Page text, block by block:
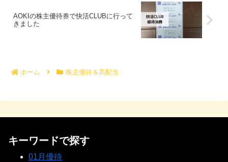
AOKIの株主優待券で快活CLUBに行って
きました
ホーム 株主優待＆高配当
キーワードで探す
01月優待